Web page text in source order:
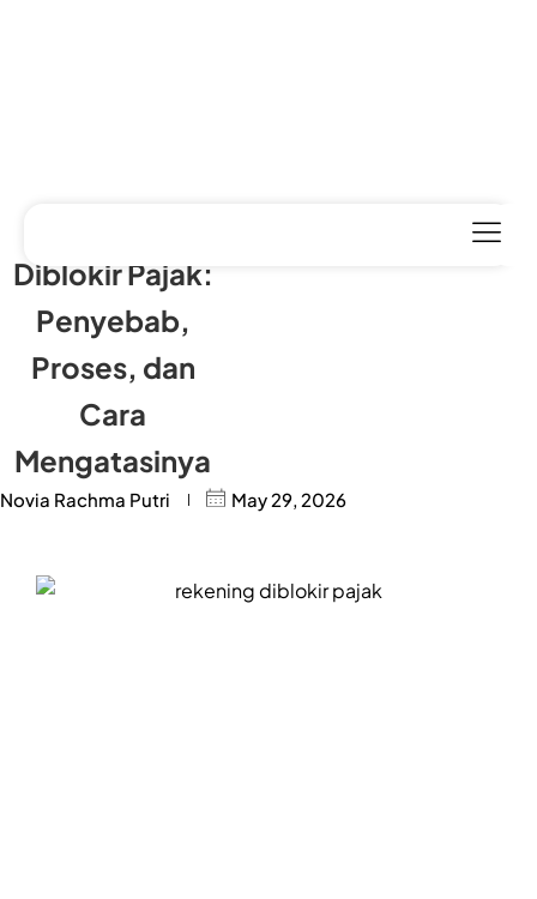
Diblokir Pajak:
Penyebab,
Proses, dan
Cara
Mengatasinya
Novia Rachma Putri May 29, 2026